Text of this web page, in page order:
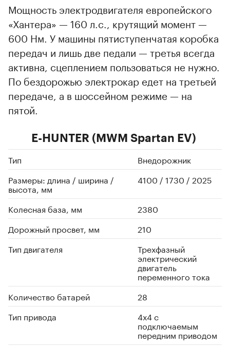
Мощность электродвигателя европейского
«Хантера» — 160 л.с., крутящий момент —
600 Нм. У машины пятиступенчатая коробка
передач и лишь две педали — третья всегда
активна, сцеплением пользоваться не нужно.
По бездорожью электрокар едет на третьей
передаче, а в шоссейном режиме — на
пятой.
E-HUNTER (MWM Spartan EV)
Тип
Внедорожник
Размеры: длина / ширина /
высота, мм
4100 / 1730 / 2025
Колесная база, мм
2380
Дорожный просвет, мм
210
Тип двигателя
Трехфазный
электрический
двигатель
переменного тока
Количество батарей
28
Тип привода
4х4 с
подключаемым
передним приводом